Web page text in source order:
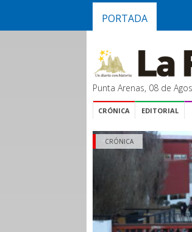
PORTADA
Punta Arenas, 08 de
CRÓNICA EDITORIAL
CRÓNICA